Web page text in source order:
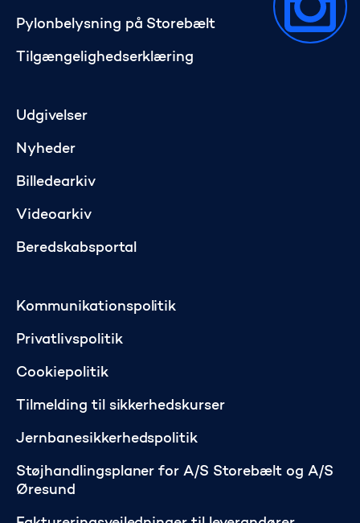
Pylonbelysning på Storebælt
Tilgængelighedserklæring
Udgivelser
Nyheder
Billedearkiv
Videoarkiv
Beredskabsportal
Kommunikationspolitik
Privatlivspolitik
Cookiepolitik
Tilmelding til sikkerhedskurser
Jernbanesikkerhedspolitik
Støjhandlingsplaner for A/S Storebælt og A/S
Øresund